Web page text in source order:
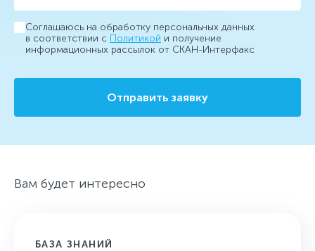
Соглашаюсь на обработку персональных данных
в соответствии с Политикой и получение
информационных рассылок от СКАН-Интерфакс
Отправить заявку
Вам будет интересно
БАЗА ЗНАНИЙ